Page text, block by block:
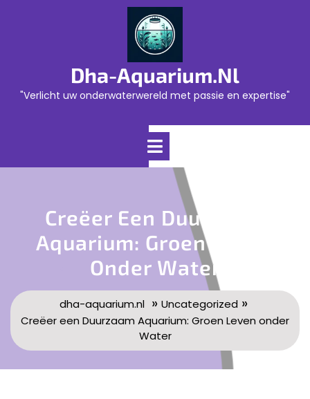
Dha-Aquarium.nl
"Verlicht uw onderwaterwereld met passie en expertise"
Open
Creëer Een Duurzaam
Aquarium: Groen Leven
Onder Water
dha-aquarium.nl» Uncategorized »
Creëer een Duurzaam Aquarium: Groen Leven onder
Water